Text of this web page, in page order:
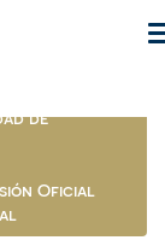
de
Oficial